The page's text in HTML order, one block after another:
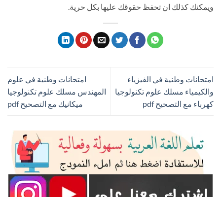
ويمكنك كذلك ان تحفظ حقوقك عليها بكل حرية.
امتحانات وطنية في الفيزياء
والكيمياء مسلك علوم تكنولوجيا
كهرباء مع التصحيح pdf
امتحانات وطنية في علوم
المهندس مسلك علوم تكنولوجيا
ميكانيك مع التصحيح pdf